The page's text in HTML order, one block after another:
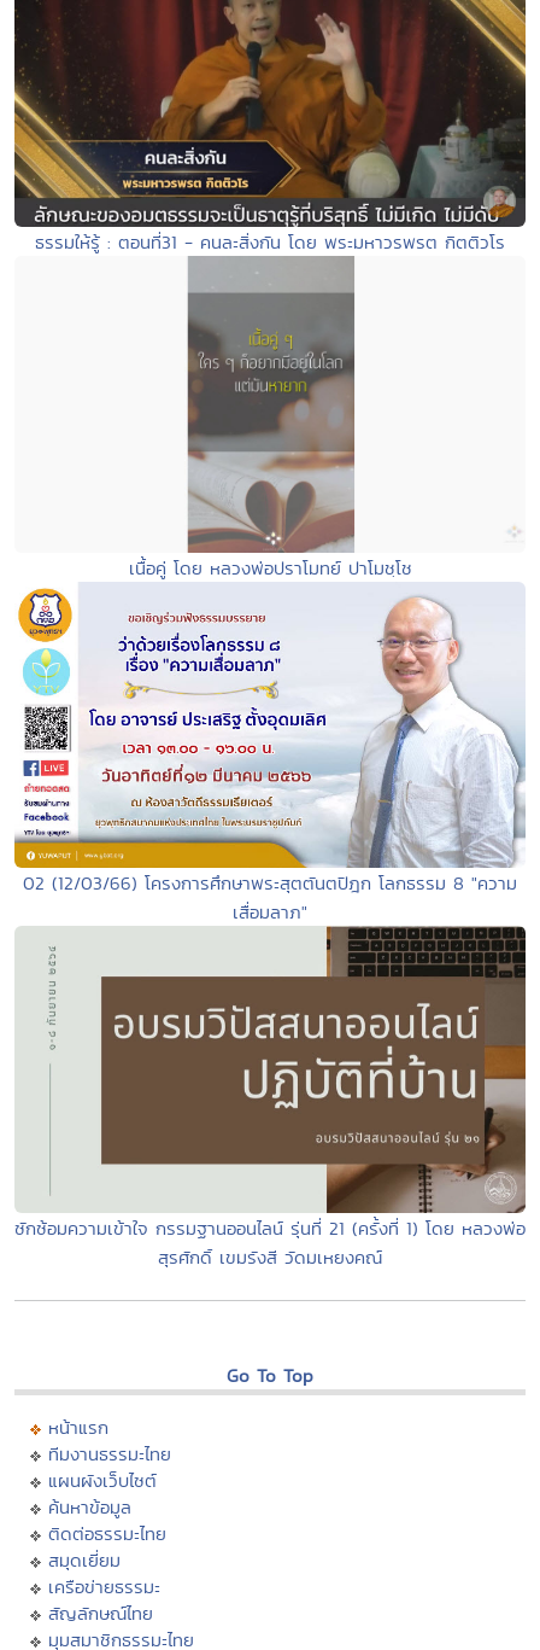
ธรรมให้รู้ : ตอนที่31 - คนละสิ่งกัน โดย พระมหาวรพรต กิตติวโร
เนื้อคู่ โดย หลวงพ่อปราโมทย์ ปาโมชฺโช
02 (12/03/66) โครงการศึกษาพระสุตตันตปิฎก โลกธรรม 8 "ความ
เสื่อมลาภ"
ซักซ้อมความเข้าใจ กรรมฐานออนไลน์ รุ่นที่ 21 (ครั้งที่ 1) โดย หลวงพ่อ
สุรศักดิ์ เขมรังสี วัดมเหยงคณ์
Go To Top
หน้าแรก
ทีมงานธรรมะไทย
แผนผังเว็บไซต์
ค้นหาข้อมูล
ติดต่อธรรมะไทย
สมุดเยี่ยม
เครือข่ายธรรมะ
สัญลักษณ์ไทย
มุมสมาชิกธรรมะไทย